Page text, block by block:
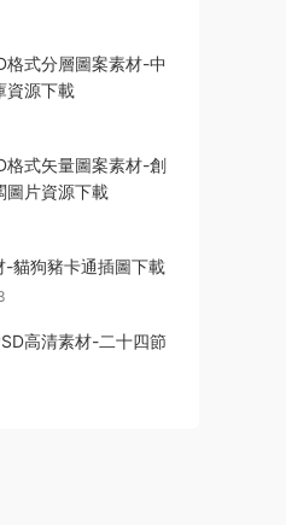
格式分層圖案素材-中
資源下載
格式矢量圖案素材-創
圖片資源下載
貓狗豬卡通插圖下載
高清素材-二十四節